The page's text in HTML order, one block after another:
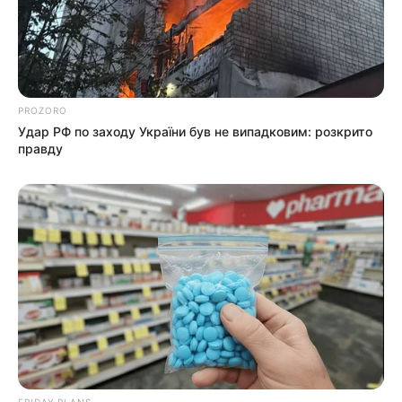
підозри отримали екскерівники
Мукачівського ТЦК
Залишити відповідь
Щоб відправити коментар вам необхідно
авторизуватись.
Погода
Ужгород
влажность:
давление:
PROZORO
Удар РФ по заходу України був не випадковим: розкрито
правду